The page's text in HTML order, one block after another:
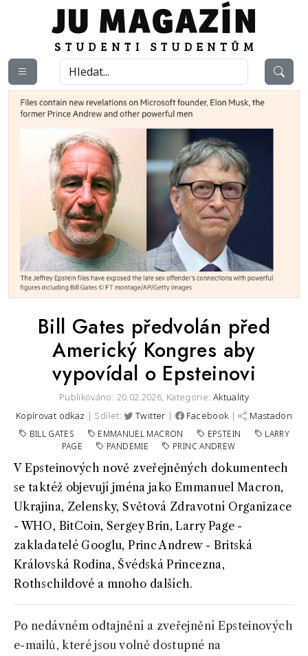
Bill Gates předvolán před
Americký Kongres aby
vypovídal o Epsteinovi
Publikováno: 20.02.2026, Kategorie: Aktuality
Kopírovat odkaz | Sdílet: Twitter | Facebook | Mastadon
BILL GATES EMMANUEL MACRON EPSTEIN
LARRY
PAGE
PANDEMIE PRINC ANDREW
V Epsteinových nově zveřejněných dokumentech
se taktéž objevují jména jako Emmanuel Macron,
Ukrajina, Zelensky, Světová Zdravotní Organizace
- WHO, BitCoin, Sergey Brin, Larry Page -
zakladatelé Googlu, Princ Andrew - Britská
Královská Rodina, Švédská Princezna,
Rothschildové a mnoho dalších.
Po nedávném odtajnění a zveřejnění Epsteinových
e-mailů, které jsou volně dostupné na